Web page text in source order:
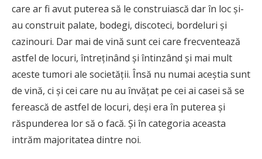
care ar fi avut puterea să le construiască dar în loc și-
au construit palate, bodegi, discoteci, bordeluri şi
cazinouri. Dar mai de vină sunt cei care frecventează
astfel de locuri, întreţinând şi întinzând şi mai mult
aceste tumori ale societăţii. Însă nu numai aceştia sunt
de vină, ci şi cei care nu au învăţat pe cei ai casei să se
ferească de astfel de locuri, deşi era în puterea şi
răspunderea lor să o facă. Şi în categoria aceasta
intrăm majoritatea dintre noi.